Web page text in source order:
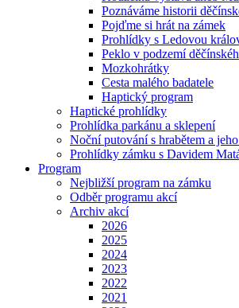
Poznáváme historii
Pojďme si hrát na zámek
Prohlídky s Ledovou
Peklo v podzemí
Mozkohrátky
Cesta malého badatele
Haptický program
Haptické prohlídky
Prohlídka parkánu a sklepení
Noční putování s hrabětem a
Prohlídky zámku s Davidem
Program
Nejbližší program na zámku
Odběr programu akcí
Archiv akcí
2026
2025
2024
2023
2022
2021